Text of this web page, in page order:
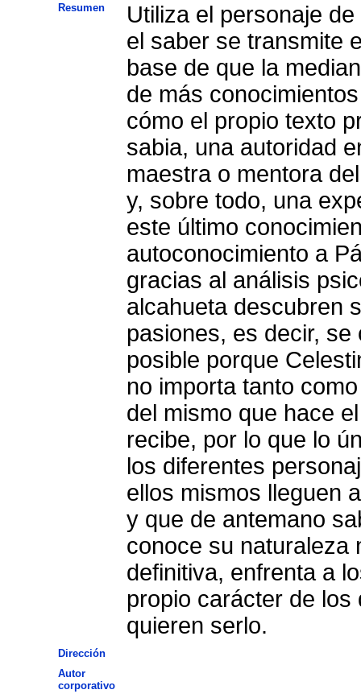
Resumen
Utiliza el personaje
el saber se transmite
base de que la
de más
cómo el propio texto
sabia, una autoridad
maestra o mentora
y, sobre todo, una
este último
autoconocimiento a
gracias al análisis
alcahueta descubren
pasiones, es decir,
posible porque
no importa tanto
del mismo que hace
recibe, por lo que lo
los diferentes
ellos mismos lleguen
y que de antemano
conoce su naturaleza
definitiva, enfrenta a
propio carácter de
quieren serlo.
Dirección
Autor
corporativo